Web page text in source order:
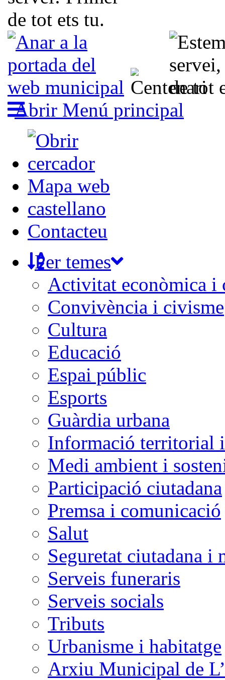
Abrir Menú principal
Mapa web
castellano
Contacteu
Per temes
Activitat econòmica i
Convivència i civisme
Cultura
Educació
Espai públic
Esports
Guàrdia urbana
Informació territorial
Medi ambient i
Participació ciutadana
Premsa i comunicació
Salut
Seguretat ciutadana i
Serveis funeraris
Serveis socials
Tributs
Urbanisme i habitatge
Arxiu Municipal de